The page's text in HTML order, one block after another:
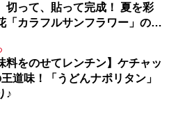
切って、貼って完成！ 夏を彩
「カラフルサンフラワー」の作
料をのせてレンチン】ケチャッ
道味！「うどんナポリタン」
♪